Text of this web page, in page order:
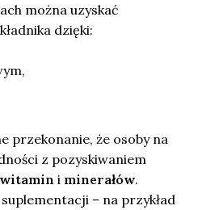
można uzyskać
dzięki:
przekonanie, że osoby na
z pozyskiwaniem
witamin i minerałów.
– na przykład